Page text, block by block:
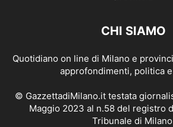
CHI SIAMO
Quotidiano on line di Milano e
approfondimenti, politica
© GazzettadiMilano.it testata
Maggio 2023 al n.58 del registro
Tribunale di